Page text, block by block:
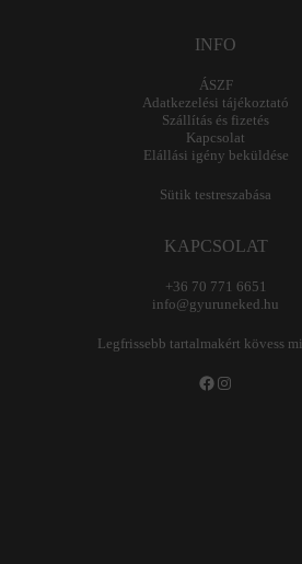
INFO
ÁSZF
Adatkezelési tájékoztató
Szállítás és fizetés
Kapcsolat
Elállási igény beküldése
Sütik testreszabása
KAPCSOLAT
+36 70 771 6651
info@gyuruneked.hu
Legfrissebb tartalmakért kövess
Facebook
Instagram